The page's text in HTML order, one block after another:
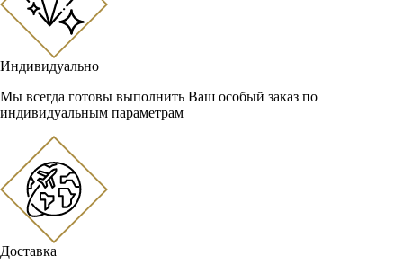
Индивидуально
Мы всегда готовы выполнить Ваш особый заказ по
индивидуальным параметрам
Доставка